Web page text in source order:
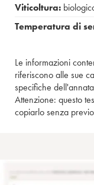
Viticoltura:
Temperatura di
Le informazioni
riferiscono alle sue
specifiche
Attenzione: questo
copiarlo senza